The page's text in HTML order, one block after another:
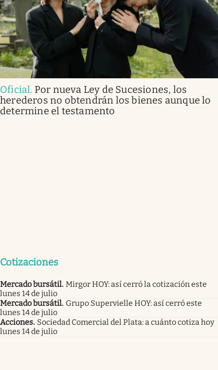
Oficial. Por nueva Ley de Sucesiones, los
herederos no obtendrán los bienes aunque lo
determine el testamento
Cotizaciones
Mercado bursátil. Mirgor HOY: así cerró la cotización este
lunes 14 de julio
Mercado bursátil. Grupo Supervielle HOY: así cerró este
lunes 14 de julio
Acciones. Sociedad Comercial del Plata: a cuánto cotiza hoy
lunes 14 de julio